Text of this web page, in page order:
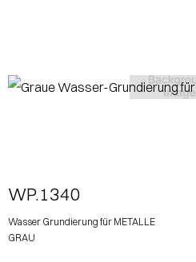
WP.1340
Wasser Grundierung für METALLE
GRAU